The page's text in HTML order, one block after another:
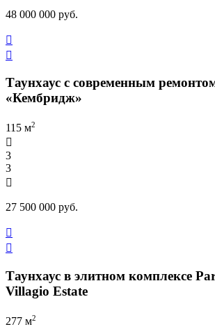
48 000 000 руб.


Таунхаус с современным
«Кембридж»
115 м2

3
3

27 500 000 руб.


Таунхаус в элитном комплексе
Villagio Estate
277 м2